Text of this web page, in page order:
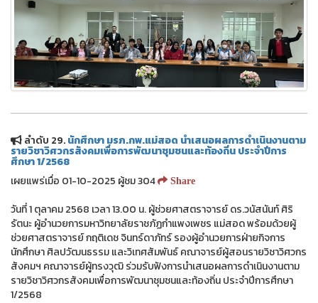
ลำดับ 29.นักศึกษา มรภ.กพ.แม่สอด นำเสนอผลการดำเนินงานตาม
รายวิชาวิศวกรสังคมเพื่อการพัฒนาชุมชนและท้องถิ่น ประจำปีการ
ศึกษา 1/2568
เผยแพร่เมื่อ 01-10-2025 ผู้ชม 304
Share
วันที่ 1 ตุลาคม 2568 เวลา 13.00 น. ผู้ช่วยศาสตราจารย์ ดร.วนัสนันท์ ศิริ
รัตนะ ผู้อำนวยการมหาวิทยาลัยราชภัฏกำแพงเพชร แม่สอด พร้อมด้วยผู้
ช่วยศาสตราจารย์ กฤติเดช จินทร์ดาภัทร์ รองผู้อำนวยการฝ่ายกิจการ
นักศึกษา ศิลปวัฒนธรรม และวิเทศสัมพันธ์ คณาจารย์ผู้สอนรายวิชาวิศวกร
สังคมฯ คณาจารย์ผู้ทรงวุฒิ ร่วมรับฟังการนำเสนอผลการดำเนินงานตาม
รายวิชาวิศวกรสังคมเพื่อการพัฒนาชุมชนและท้องถิ่น ประจำปีการศึกษา
1/2568